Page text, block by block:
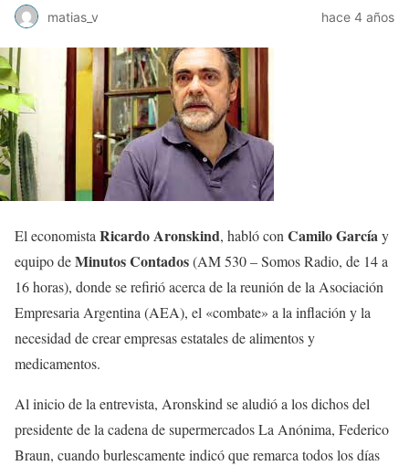
matias_v hace 4 años
El economista Ricardo Aronskind, habló con Camilo Garcíay
equipo deMinutos Contados(AM 530 – Somos Radio, de 14 a
16 horas), donde se refirió acerca de la reunión de la Asociación
Empresaria Argentina (AEA), el «combate» a la inflación y la
necesidad de crear empresas estatales de alimentos y
medicamentos.
Al inicio de la entrevista, Aronskind se aludió a los dichos del
presidente de la cadena de supermercados La Anónima, Federico
Braun, cuando burlescamente indicó que remarca todos los días